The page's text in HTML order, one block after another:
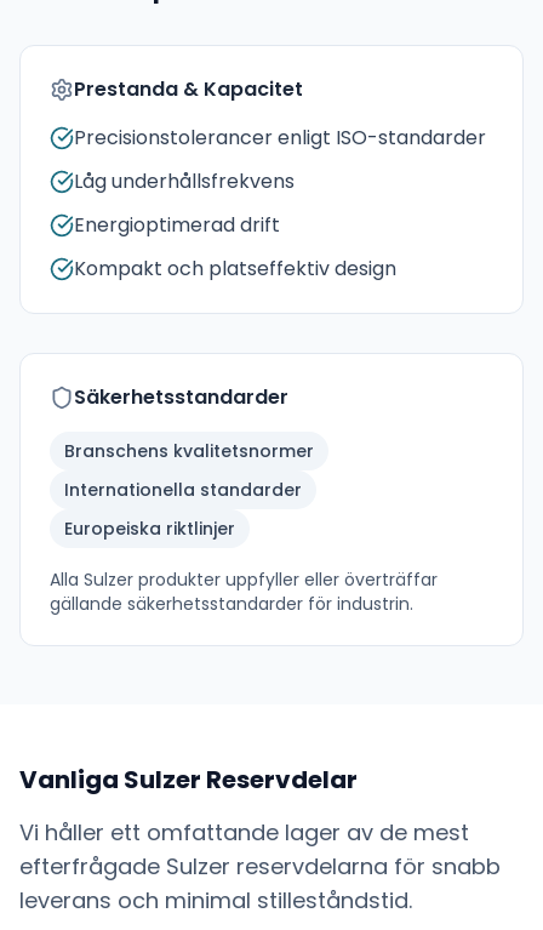
Prestanda & Kapacitet
Precisionstolerancer enligt ISO-standarder
Låg underhållsfrekvens
Energioptimerad drift
Kompakt och platseffektiv design
Säkerhetsstandarder
Branschens kvalitetsnormer
Internationella standarder
Europeiska riktlinjer
Alla Sulzer produkter uppfyller eller överträffar
gällande säkerhetsstandarder för industrin.
Vanliga Sulzer Reservdelar
Vi håller ett omfattande lager av de mest
efterfrågade Sulzer reservdelarna för snabb
leverans och minimal stilleståndstid.